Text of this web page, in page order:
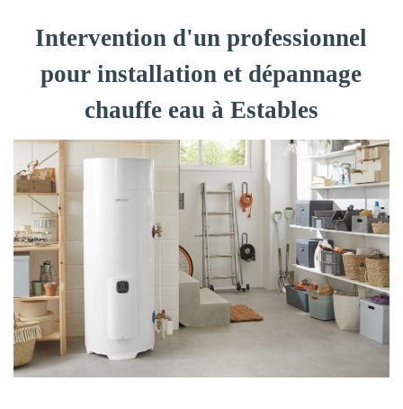
Intervention d'un professionnel
pour installation et dépannage
chauffe eau à Estables